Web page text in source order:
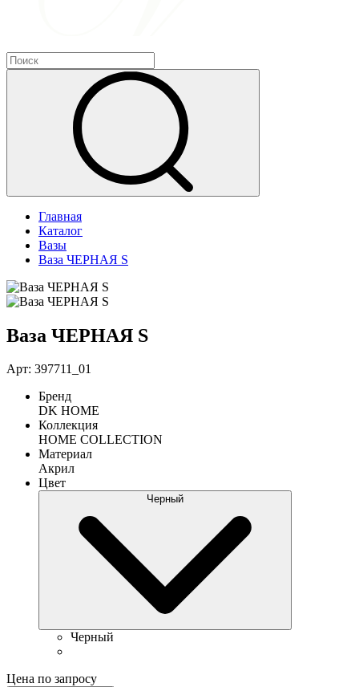
Главная
Каталог
Вазы
Ваза ЧЕРНАЯ S
Ваза ЧЕРНАЯ S
Арт: 397711_01
Бренд
DK HOME
Коллекция
HOME COLLECTION
Материал
Акрил
Цвет
Черный
Черный
Цена по запросу